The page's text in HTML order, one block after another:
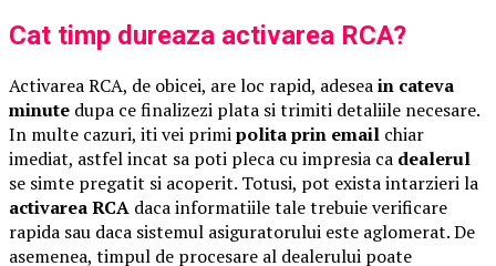
Cat timp dureaza activarea RCA?
Activarea RCA, de obicei, are loc rapid, adeseain cateva
minute dupa ce finalizezi plata si trimiti detaliile necesare.
In multe cazuri, iti vei primipolita prin email chiar
imediat, astfel incat sa poti pleca cu impresia ca dealerul
se simte pregatit si acoperit. Totusi, pot exista intarzieri la
activarea RCA daca informatiile tale trebuie verificare
rapida sau daca sistemul asiguratorului este aglomerat. De
asemenea, timpul de procesare al dealerului poate